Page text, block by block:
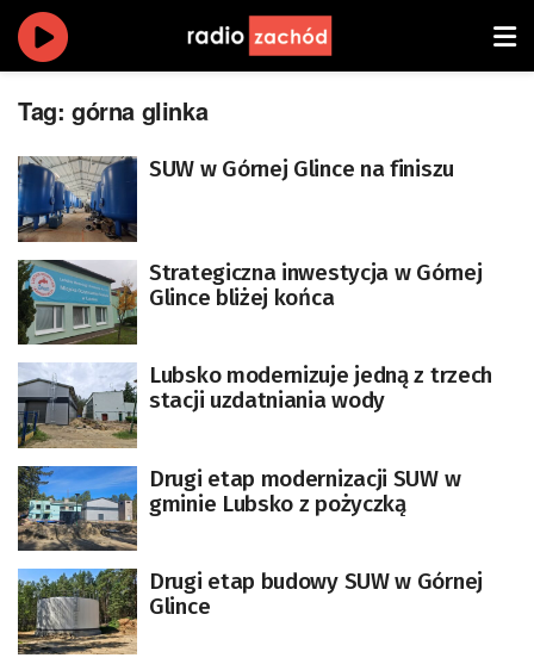
Tag: górna glinka
SUW w Górnej Glince na finiszu
Strategiczna inwestycja w Górnej
Glince bliżej końca
Lubsko modernizuje jedną z trzech
stacji uzdatniania wody
Drugi etap modernizacji SUW w
gminie Lubsko z pożyczką
Drugi etap budowy SUW w Górnej
Glince